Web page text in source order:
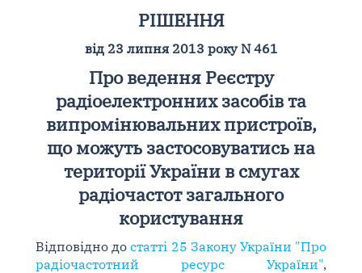
РІШЕННЯ
від 23 липня 2013 року N 461
Про ведення Реєстру
радіоелектронних засобів та
випромінювальних пристроїв,
що можуть застосовуватись на
території України в смугах
радіочастот загального
користування
Відповідно достатті 25 Закону України "Про
радіочастотний ресурс України",